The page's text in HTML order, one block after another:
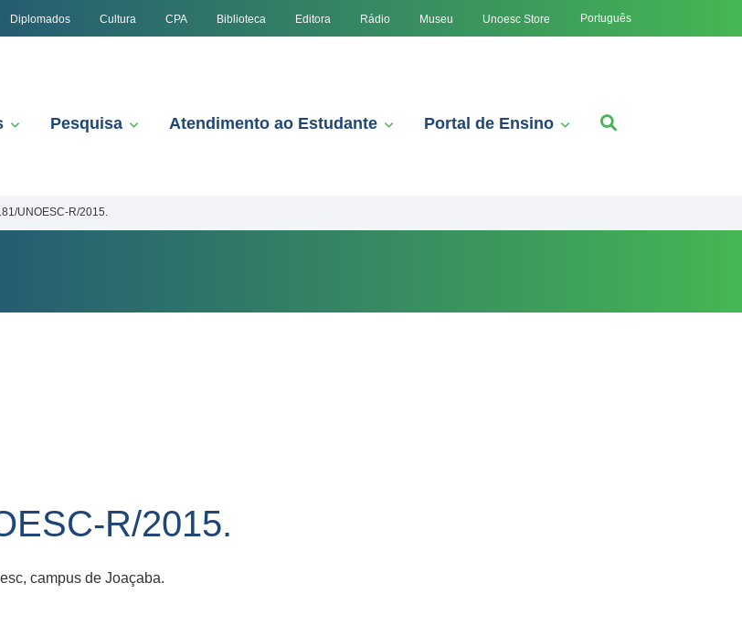
Diplomados Cultura CPA Biblioteca Editora Rádio Museu Unoesc Store Português
Pesquisa Atendimento ao Estudante Portal de Ensino
UNOESC-R/2015.
R/2015.
campus de Joaçaba.